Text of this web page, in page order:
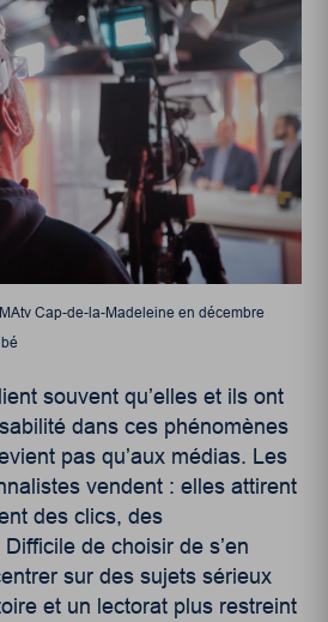
Cap-de-la-Madeleine en décembre
souvent qu’elles et ils ont
dans ces phénomènes
pas qu’aux médias. Les
vendent : elles attirent
des clics, des
de choisir de s’en
sur des sujets sérieux
et un lectorat plus restreint